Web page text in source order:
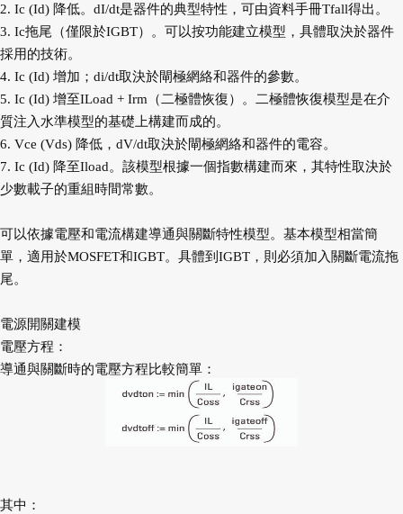
2. Ic (Id) 降低。dI/dt是器件的典型特性，可由資料手冊Tfall得出。
3. Ic拖尾（僅限於IGBT）。可以按功能建立模型，具體取決於器件
採用的技術。
4. Ic (Id) 增加；di/dt取決於閘極網絡和器件的參數。
5. Ic (Id) 增至ILoad + Irm（二極體恢復）。二極體恢復模型是在介
質注入水準模型的基礎上構建而成的。
6. Vce (Vds) 降低，dV/dt取決於閘極網絡和器件的電容。
7. Ic (Id) 降至Iload。該模型根據一個指數構建而來，其特性取決於
少數載子的重組時間常數。
可以依據電壓和電流構建導通與關斷特性模型。基本模型相當簡
單，適用於MOSFET和IGBT。具體到IGBT，則必須加入關斷電流拖
尾。
電源開關建模
電壓方程：
導通與關斷時的電壓方程比較簡單：
其中：